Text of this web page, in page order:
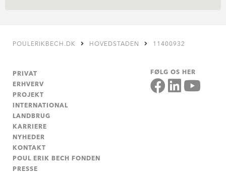
POULERIKBECH.DK HOVEDSTADEN 11400932
PRIVAT
ERHVERV
PROJEKT
INTERNATIONAL
LANDBRUG
KARRIERE
NYHEDER
KONTAKT
POUL ERIK BECH FONDEN
PRESSE
FØLG OS HER